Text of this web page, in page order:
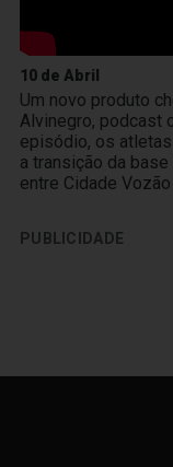
10 de Abril
Um novo produto
Alvinegro, podcast
episódio, os
a transição da
entre Cidade
PUBLICIDADE